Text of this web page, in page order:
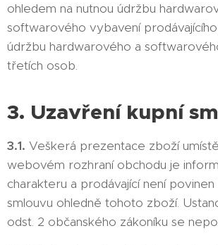
ohledem na nutnou údržbu
softwarového vybavení
údržbu hardwarového a
třetích osob.
3. Uzavření kupní
3.1. Veškerá prezentace zboží
webovém rozhraní obchodu je
charakteru a prodávající není
smlouvu ohledně tohoto zboží.
odst. 2 občanského zákoníku se